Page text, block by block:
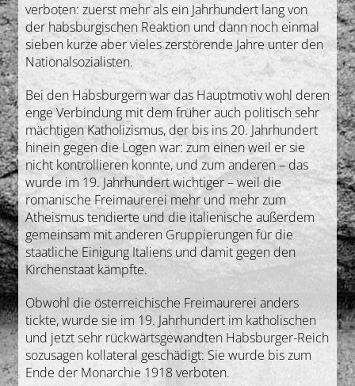
verboten: zuerst mehr als ein Jahrhundert lang von
der habsburgischen Reaktion und dann noch einmal
sieben kurze aber vieles zerstörende Jahre unter den
Nationalsozialisten.
Bei den Habsburgern war das Hauptmotiv wohl deren
enge Verbindung mit dem früher auch politisch sehr
mächtigen Katholizismus, der bis ins 20. Jahrhundert
hinein gegen die Logen war: zum einen weil er sie
nicht kontrollieren konnte, und zum anderen – das
wurde im 19. Jahrhundert wichtiger – weil die
romanische Freimaurerei mehr und mehr zum
Atheismus tendierte und die italienische außerdem
gemeinsam mit anderen Gruppierungen für die
staatliche Einigung Italiens und damit gegen den
Kirchenstaat kämpfte.
Obwohl die österreichische Freimaurerei anders
tickte, wurde sie im 19. Jahrhundert im katholischen
und jetzt sehr rückwärtsgewandten Habsburger-Reich
sozusagen kollateral geschädigt: Sie wurde bis zum
Ende der Monarchie 1918 verboten.